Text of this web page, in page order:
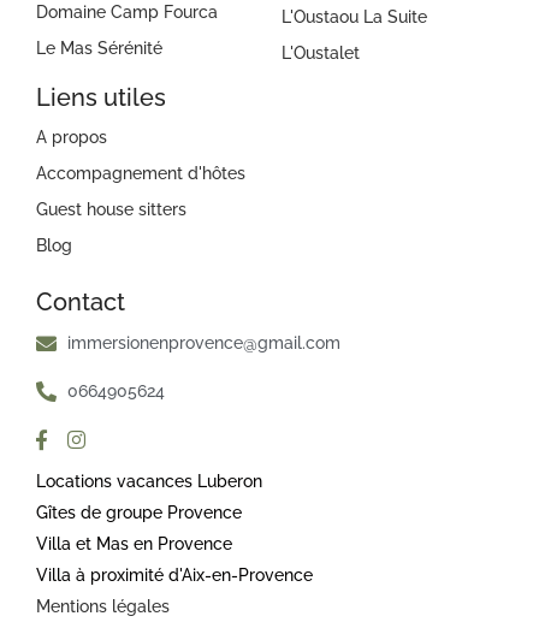
Domaine Camp Fourca
Le Mas Sérénité
L'Oustaou La Suite
L'Oustalet
Liens utiles
A propos
Accompagnement d'hôtes
Guest house sitters
Blog
Contact
immersionenprovence@gmail.com
0664905624
Locations vacances Luberon
Gîtes de groupe Provence
Villa et Mas en Provence
Villa à proximité d'Aix-en-Provence
Mentions légales